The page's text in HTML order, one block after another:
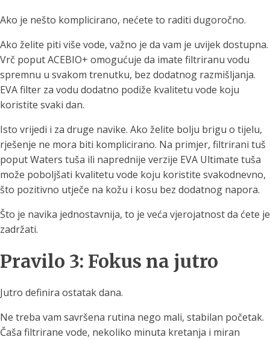
Ako je nešto komplicirano, nećete to raditi dugoročno.
Ako želite piti više vode, važno je da vam je uvijek dostupna.
Vrč poput ACEBIO+ omogućuje da imate filtriranu vodu
spremnu u svakom trenutku, bez dodatnog razmišljanja.
EVA filter za vodu dodatno podiže kvalitetu vode koju
koristite svaki dan.
Isto vrijedi i za druge navike. Ako želite bolju brigu o tijelu,
rješenje ne mora biti komplicirano. Na primjer, filtrirani tuš
poput Waters tuša ili naprednije verzije EVA Ultimate tuša
može poboljšati kvalitetu vode koju koristite svakodnevno,
što pozitivno utječe na kožu i kosu bez dodatnog napora.
Što je navika jednostavnija, to je veća vjerojatnost da ćete je
zadržati.
Pravilo 3: Fokus na jutro
Jutro definira ostatak dana.
Ne treba vam savršena rutina nego mali, stabilan početak.
Čaša filtrirane vode, nekoliko minuta kretanja i miran